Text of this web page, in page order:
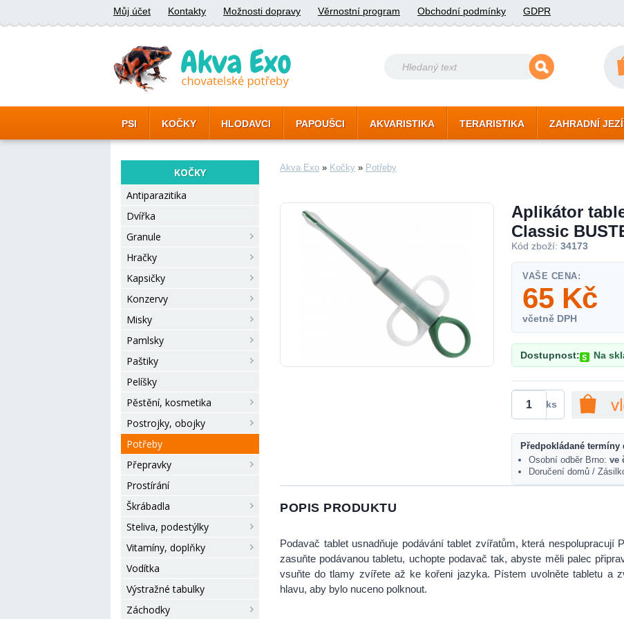
Můj účet Kontakty Možnosti dopravy Věrnostní program Obchodní podmínky GDPR
PSI KOČKY HLODAVCI PAPOUŠCI AKVARISTIKA TERARISTIKA ZAHRADNÍ
KOČKY
Antiparazitika
Dvířka
Granule
Hračky
Kapsičky
Konzervy
Misky
Pamlsky
Paštiky
Pelíšky
Pěstění, kosmetika
Postrojky, obojky
Potřeby
Přepravky
Prostírání
Škrábadla
Steliva, podestýlky
Vitamíny, doplňky
Vodítka
Výstražné tabulky
Záchodky
Akva Exo » Kočky » Potřeby
Aplikátor
Classic
Kód zboží: 34173
VAŠE CENA:
65Kč
včetně DPH
Dostupnost: Na
ks
Předpokládané termíny
Osobní odběr Brno: ve
Doručení domů /
POPIS PRODUKTU
Podavač tablet usnadňuje podávání tablet zvířatům, která nespolupracují
zasuňte podávanou tabletu, uchopte podavač tak, abyste měli palec
vsuňte do tlamy zvířete až ke kořeni jazyka. Pístem uvolněte tabletu a
hlavu, aby bylo nuceno polknout.